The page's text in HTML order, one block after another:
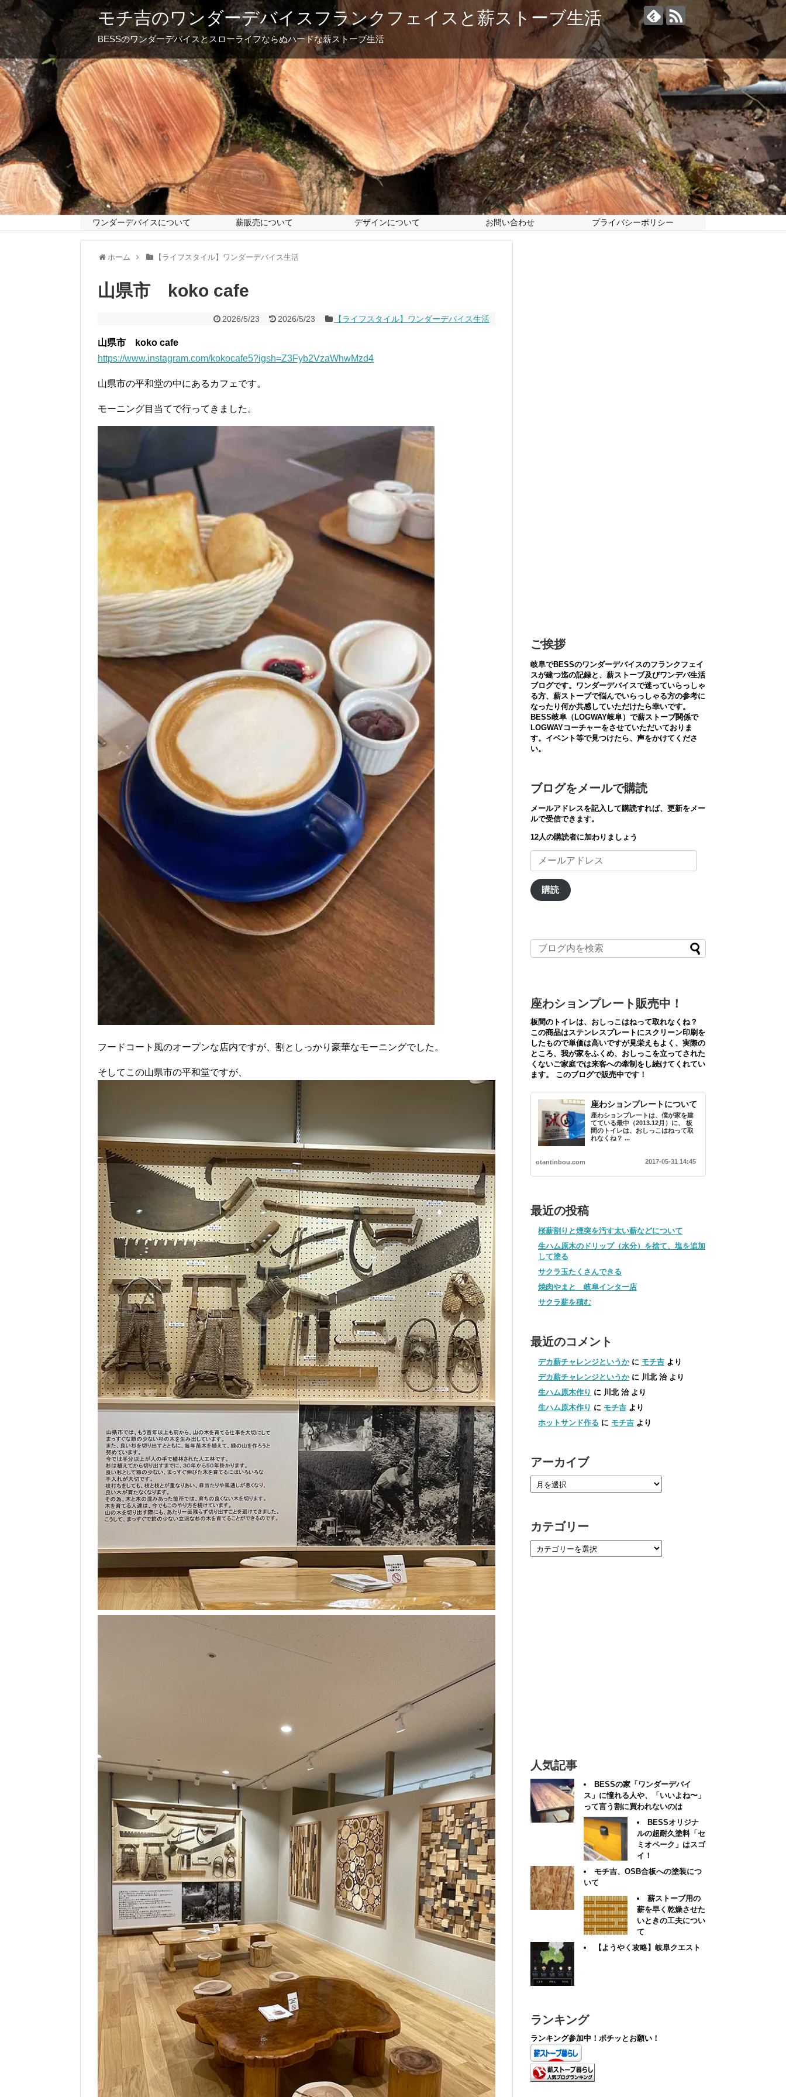
モチ吉のワンダーデバイスフランクフェイスと薪ストーブ生活
BESSのワンダーデバイスとスローライフならぬハードな薪ストーブ生活
ワンダーデバイスについて 薪販売について デザインについて お問い合わせ プライバシーポリシー
ホーム 【ライフスタイル】ワンダーデバイス生活
山県市 koko cafe
2026/5/23 2026/5/23 【ライフスタイル】ワンダーデバイス生活
山県市 koko cafe
https://www.instagram.com/kokocafe5?igsh=Z3Fyb2VzaWhwMzd4
山県市の平和堂の中にあるカフェです。
モーニング目当てで行ってきました。
フードコート風のオープンな店内ですが、割としっかり豪華なモーニングでした。
そしてこの山県市の平和堂ですが、
ご挨拶
岐阜でBESSのワンダーデバイスのフランクフェイ
スが建つ迄の記録と、薪ストーブ及びワンデバ生活
ブログです。ワンダーデバイスで迷っていらっしゃ
る方、薪ストーブで悩んでいらっしゃる方の参考に
なったり何か共感していただけたら幸いです。
BESS岐阜（LOGWAY岐阜）で薪ストーブ関係で
LOGWAYコーチャーをさせていただいておりま
す。イベント等で見つけたら、声をかけてくださ
い。
ブログをメールで購読
メールアドレスを記入して購読すれば、更新をメー
ルで受信できます。
12人の購読者に加わりましょう
メ
ア
ド
購読
座わションプレート販売中！
板間のトイレは、おしっこはねって取れなくね？
この商品はステンレスプレートにスクリーン印刷を
したもので単価は高いですが見栄えもよく、実際の
ところ、我が家をふくめ、おしっこを立ってされた
くないご家庭では来客への牽制をし続けてくれてい
ます。 このブログで販売中です！
座わションプレートについて
座わションプレートは、僕が家を建
てている最中（2013.12月）に、 板
間のトイレは、おしっこはねって取
れなくね？ ...
otantinbou.com 2017-05-31 14:45
最近の投稿
桜薪割りと煙突を汚す太い薪などについて
生ハム原木のドリップ（水分）を捨て、塩を追加
して塗る
サクラ玉たくさんできる
焼肉やまと 岐阜インター店
サクラ薪を積む
最近のコメント
デカ薪チャレンジというかに モチ吉 より
デカ薪チャレンジというかに 川北 治より
生ハム原木作り に 川北 治より
生ハム原木作り に モチ吉 より
ホットサンド作る に モチ吉 より
アーカイブ
カテゴリー
人気記事
BESSの家「ワンダーデバイ
ス」に憧れる人や、「いいよね〜」
って言う割に買われないのは
BESSオリジナ
ルの超耐久塗料「セ
ミオペーク」はスゴ
イ！
モチ吉、OSB合板への塗装につ
いて
薪ストーブ用の
薪を早く乾燥させた
いときの工夫につい
て
【ようやく攻略】岐阜クエスト
ランキング
ランキング参加中！ポチッとお願い！